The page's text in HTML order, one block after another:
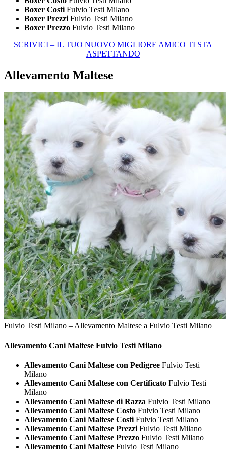
Boxer Costi Fulvio Testi Milano
Boxer Prezzi Fulvio Testi Milano
Boxer Prezzo Fulvio Testi Milano
SCRIVICI – IL TUO NUOVO MIGLIORE AMICO TI STA
ASPETTANDO
Allevamento Maltese
Fulvio Testi Milano – Allevamento Maltese a Fulvio Testi Milano
Allevamento Cani Maltese Fulvio Testi Milano
Allevamento Cani Maltese con Pedigree Fulvio Testi
Milano
Allevamento Cani Maltese con Certificato Fulvio Testi
Milano
Allevamento Cani Maltese di Razza Fulvio Testi Milano
Allevamento Cani Maltese Costo Fulvio Testi Milano
Allevamento Cani Maltese Costi Fulvio Testi Milano
Allevamento Cani Maltese Prezzi Fulvio Testi Milano
Allevamento Cani Maltese Prezzo Fulvio Testi Milano
Allevamento Cani Maltese Fulvio Testi Milano